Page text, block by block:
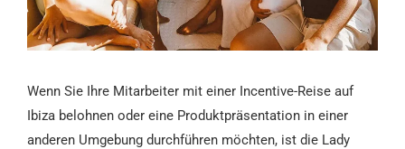
Wenn Sie Ihre Mitarbeiter mit einer Incentive-Reise auf
Ibiza belohnen oder eine Produktpräsentation in einer
anderen Umgebung durchführen möchten, ist die Lady